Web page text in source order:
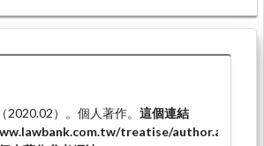
2020.02）。個人著作。 這個連結
treatise/author.aspx?